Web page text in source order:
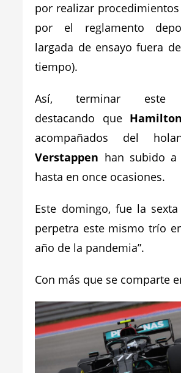
por realizar
por el reglamento
largada de ensayo fuera
tiempo).
Así, terminar este
destacando queHamilton
acompañados del
Verstappen han subido
hasta en once ocasiones.
Este domingo, fue la
perpetra este mismo trío
año de la pandemia”.
Con más que se comparte